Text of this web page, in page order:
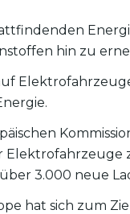
hin zu
Elektrofahrzeuge
3.000 neue
hat sich zum